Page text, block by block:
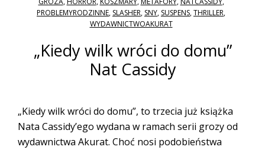
PROBLEMYRODZINNE, SLASHER, SNY, SUSPENS,THRILLER,
WYDAWNICTWOAKURAT
„Kiedy wilk wróci do domu”
Nat Cassidy
„Kiedy wilk wróci do domu”, to trzecia już książka
Nata Cassidy’ego wydana w ramach serii grozy od
wydawnictwa Akurat. Choć nosi podobieństwa